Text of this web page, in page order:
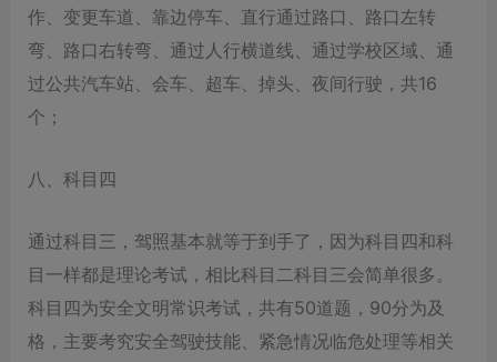
作、变更车道、靠边停车、直行通过路口、路口左转
弯、路口右转弯、通过人行横道线、通过学校区域、通
过公共汽车站、会车、超车、掉头、夜间行驶，共16
个；
八、科目四
通过科目三，驾照基本就等于到手了，因为科目四和科
目一样都是理论考试，相比科目二科目三会简单很多。
科目四为安全文明常识考试，共有50道题，90分为及
格，主要考究安全驾驶技能、紧急情况临危处理等相关